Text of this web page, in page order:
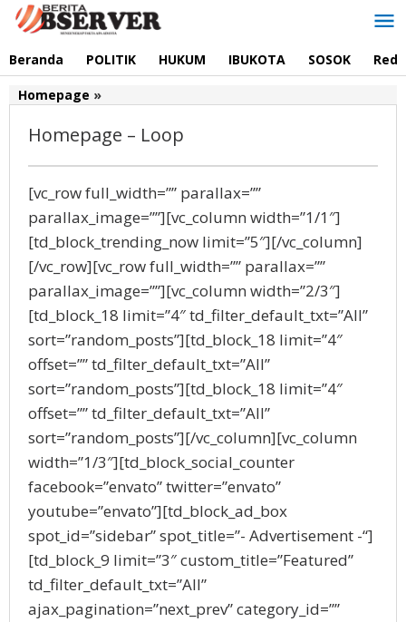
Lewati
Beranda POLITIK HUKUM IBUKOTA SOSOK
Homepage »Homepage
Loop
Homepage – Loop
Rabu
14
Agustus
2019
17:31
oleh
admin
[vc_row full_width=”” parallax=””
parallax_image=””][vc_column width=”1/1″]
[td_block_trending_now limit=”5″][/vc_column]
[/vc_row][vc_row full_width=”” parallax=””
parallax_image=””][vc_column width=”2/3″]
[td_block_18 limit=”4″ td_filter_default_txt=”All”
sort=”random_posts”][td_block_18 limit=”4″
offset=”” td_filter_default_txt=”All”
sort=”random_posts”][td_block_18 limit=”4″
offset=”” td_filter_default_txt=”All”
sort=”random_posts”][/vc_column][vc_column
width=”1/3″][td_block_social_counter
facebook=”envato” twitter=”envato”
youtube=”envato”][td_block_ad_box
spot_id=”sidebar” spot_title=”- Advertisement -“]
[td_block_9 limit=”3″ custom_title=”Featured”
td_filter_default_txt=”All”
ajax_pagination=”next_prev” category_id=””